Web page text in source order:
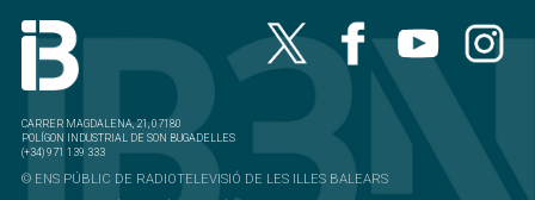
CARRER MAGDALENA, 21, 07180
POLÍGON INDUSTRIAL DE SON BUGADELLES
(+34) 971 139 333
© ENS PÚBLIC DE RADIOTELEVISIÓ DE LES ILLES BALEARS